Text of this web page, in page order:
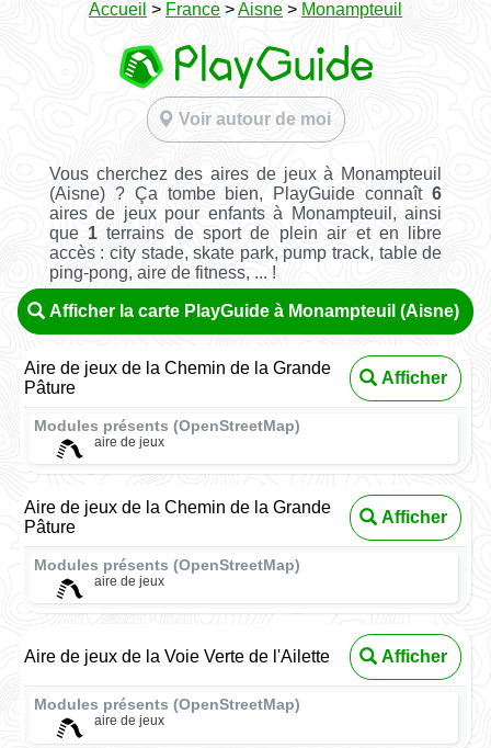
Accueil > France >Aisne > Monampteuil
Voir autour de moi
Vous cherchez des aires de jeux à Monampteuil
(Aisne) ? Ça tombe bien, PlayGuide connaît6
aires de jeux pour enfants à Monampteuil, ainsi
que 1 terrains de sport de plein air et en libre
accès : city stade, skate park, pump track, table de
ping-pong, aire de fitness, ... !
Afficher la carte PlayGuide à Monampteuil (Aisne)
Aire de jeux de la Chemin de la Grande
Pâture
Afficher
Modules présents (OpenStreetMap)
aire de jeux
Aire de jeux de la Chemin de la Grande
Pâture
Afficher
Modules présents (OpenStreetMap)
aire de jeux
Aire de jeux de la Voie Verte de l'Ailette Afficher
Modules présents (OpenStreetMap)
aire de jeux